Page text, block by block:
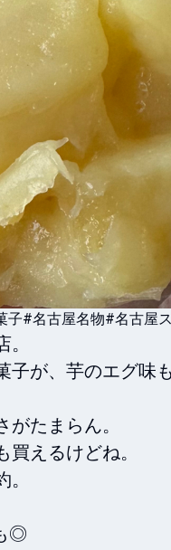
子#名古屋名物#名古屋
子が、芋のエグ味
たまらん。
えるけどね。
◎